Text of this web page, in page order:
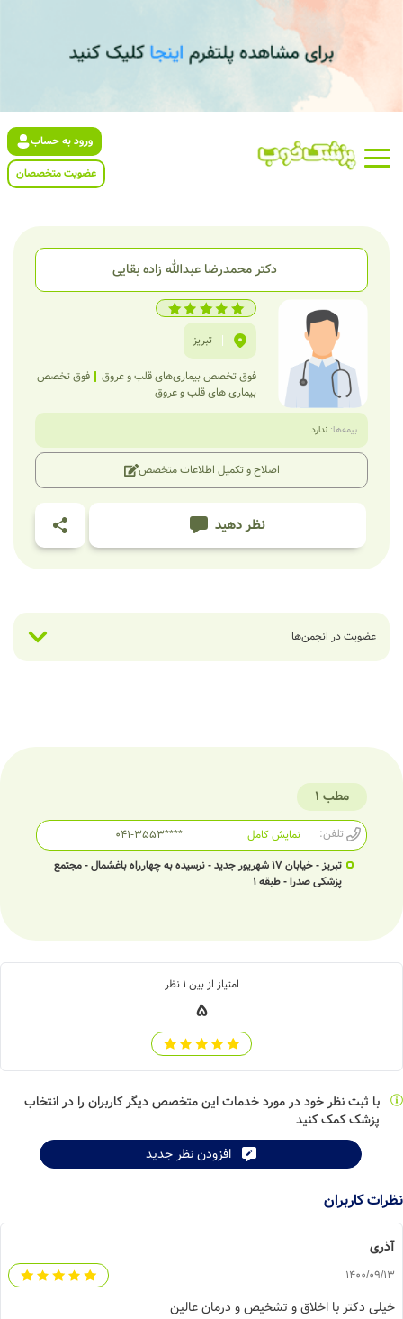
ورود به حساب
عضویت متخصصان
دکتر محمدرضا عبدالله زاده بقایی
| تبریز
فوق تخصص بیماری‌های قلب و عروق
فوق تخصص
بیماری های قلب و عروق
بیمه‌ها: ندارد
اصلاح و تکمیل اطلاعات متخصص
نظر دهید
عضویت در انجمن‌ها
مطب 1
تلفن: 041-3553****
نمایش کامل
تبریز - خیابان 17 شهریور جدید - نرسیده به چهارراه باغشمال - مجتمع
پزشکی صدرا - طبقه 1
امتیاز از بین 1 نظر
5
با ثبت نظر خود در مورد خدمات این متخصص دیگر کاربران را در انتخاب
پزشک کمک کنید
افزودن نظر جدید
نظرات کاربران
آذری
1400/09/13
خیلی دکتر با اخلاق و تشخیص و درمان عالین